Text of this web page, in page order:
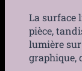
La surface
pièce,
lumière
graphique,